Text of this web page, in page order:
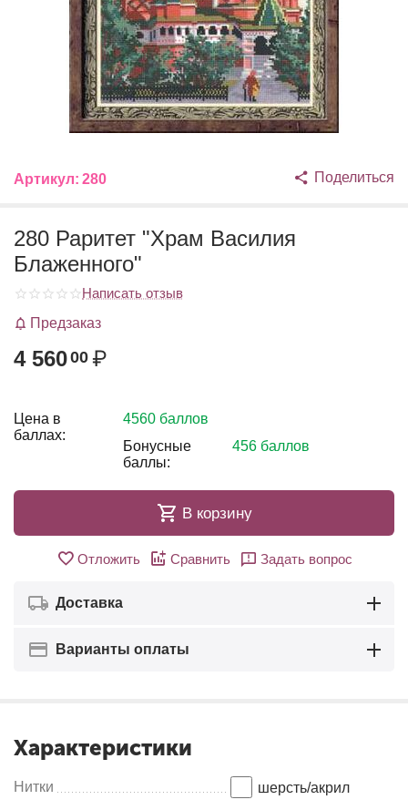
Артикул: 280 Поделиться
280 Раритет "Храм Василия
Блаженного"
Написать отзыв
Предзаказ
4 56000 ₽
Цена в
баллах:
4560 баллов
Бонусные
баллы:
456 баллов
В корзину
Отложить Сравнить Задать вопрос
Доставка
Варианты оплаты
Характеристики
Нитки шерсть/акрил